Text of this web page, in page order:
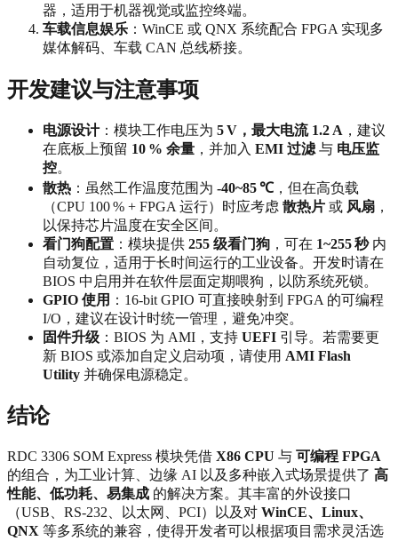
器，适用于机器视觉或监控终端。
车载信息娱乐 ：WinCE 或 QNX 系统配合 FPGA 实现多
媒体解码、车载 CAN 总线桥接。
开发建议与注意事项
电源设计：模块工作电压为 5 V，最大电流 1.2 A ，建议
在底板上预留 10 % 余量 ，并加入 EMI 过滤 与 电压监
控。
散热 ：虽然工作温度范围为 -40~85 ℃，但在高负载
（CPU 100 % + FPGA 运行）时应考虑 散热片 或 风扇 ，
以保持芯片温度在安全区间。
看门狗配置 ：模块提供 255 级看门狗 ，可在 1~255 秒内
自动复位，适用于长时间运行的工业设备。开发时请在
BIOS 中启用并在软件层面定期喂狗，以防系统死锁。
GPIO 使用 ：16‑bit GPIO 可直接映射到 FPGA 的可编程
I/O，建议在设计时统一管理，避免冲突。
固件升级 ：BIOS 为 AMI，支持 UEFI 引导。若需要更
新 BIOS 或添加自定义启动项，请使用 AMI Flash
Utility 并确保电源稳定。
结论
RDC 3306 SOM Express 模块凭借 X86 CPU 与 可编程 FPGA
的组合，为工业计算、边缘 AI 以及多种嵌入式场景提供了 高
性能、低功耗、易集成 的解决方案。其丰富的外设接口
（USB、RS‑232、以太网、PCI）以及对 WinCE、Linux、
QNX 等多系统的兼容，使得开发者可以根据项目需求灵活选